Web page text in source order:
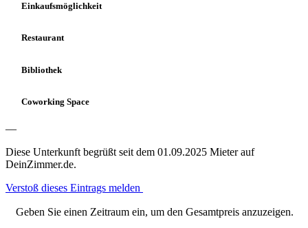
Einkaufsmöglichkeit
Restaurant
Bibliothek
Coworking Space
—
Diese Unterkunft begrüßt seit dem 01.09.2025 Mieter auf
DeinZimmer.de.
Verstoß dieses Eintrags melden
Geben Sie einen Zeitraum ein, um den Gesamtpreis anzuzeigen.